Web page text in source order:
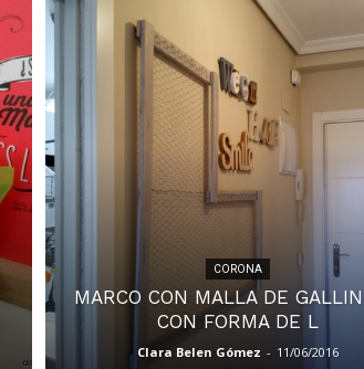
CORONA
MARCO CON MALLA DE
CON FORMA DE L
Clara Belen Gómez - 11/06/2016